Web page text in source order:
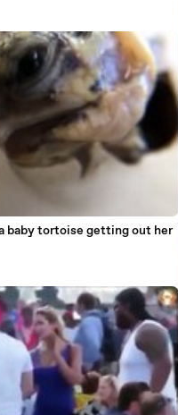
baby tortoise getting out her